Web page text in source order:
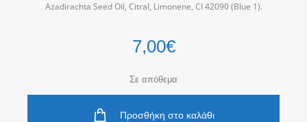
Azadirachta Seed Oil, Citral, Limonene, CI 42090 (Blue 1).
7,00€
Σε απόθεμα
Προσθήκη στο καλάθι